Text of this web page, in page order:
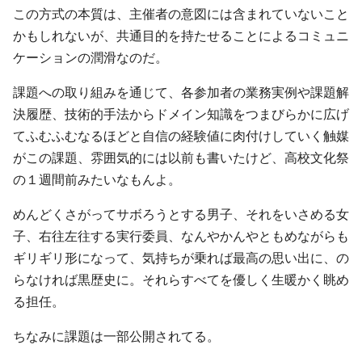
この方式の本質は、主催者の意図には含まれていないこと
かもしれないが、共通目的を持たせることによるコミュニ
ケーションの潤滑なのだ。
課題への取り組みを通じて、各参加者の業務実例や課題解
決履歴、技術的手法からドメイン知識をつまびらかに広げ
てふむふむなるほどと自信の経験値に肉付けしていく触媒
がこの課題、雰囲気的には以前も書いたけど、高校文化祭
の１週間前みたいなもんよ。
めんどくさがってサボろうとする男子、それをいさめる女
子、右往左往する実行委員、なんやかんやともめながらも
ギリギリ形になって、気持ちが乗れば最高の思い出に、の
らなければ黒歴史に。それらすべてを優しく生暖かく眺め
る担任。
ちなみに課題は一部公開されてる。